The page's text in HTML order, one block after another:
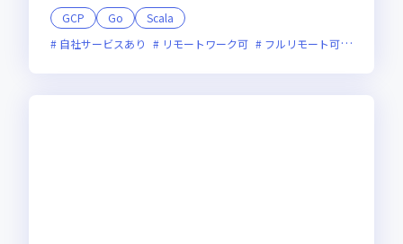
GCP
Go
Scala
自社サービスあり
リモートワーク可 フルリモート可